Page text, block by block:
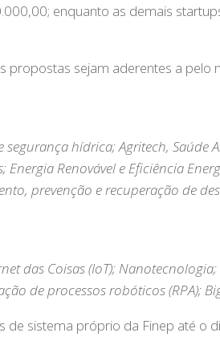
enquanto as demais
propostas sejam aderentes a pelo
hídrica; Agritech, Saúde
Energia Renovável e Eficiência
prevenção e recuperação de
das Coisas (IoT);
de processos robóticos (RPA);
de sistema próprio da Finep até o